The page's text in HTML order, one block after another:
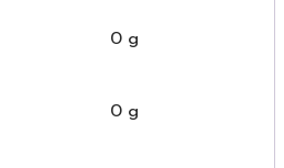
0 g
0 g